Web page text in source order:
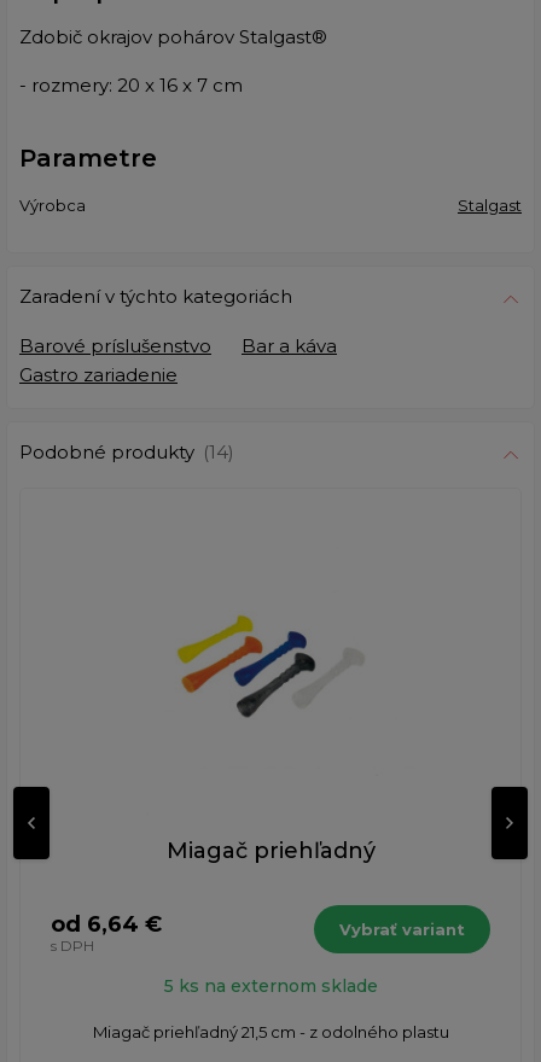
Zdobič okrajov pohárov Stalgast®
- rozmery: 20 x 16 x 7 cm
Parametre
Výrobca Stalgast
Zaradení v týchto kategoriách
Barové príslušenstvo
Bar a káva
Gastro zariadenie
Podobné produkty (14)
Miagač priehľadný
od 6,64 €
s DPH
Vybrať variant
5 ks na externom sklade
Miagač priehľadný 21,5 cm - z odolného plastu